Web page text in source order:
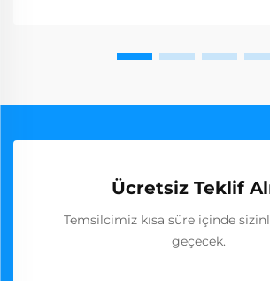
Ücretsiz Teklif
Temsilcimiz kısa süre içinde
geçecek.